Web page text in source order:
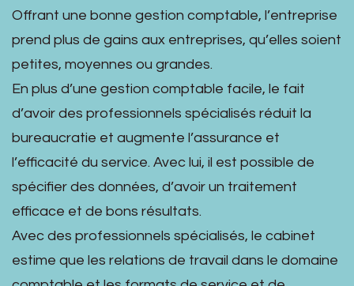
Offrant une bonne gestion comptable, l’entreprise
prend plus de gains aux entreprises, qu’elles soient
petites, moyennes ou grandes.
En plus d’une gestion comptable facile, le fait
d’avoir des professionnels spécialisés réduit la
bureaucratie et augmente l’assurance et
l’efficacité du service. Avec lui, il est possible de
spécifier des données, d’avoir un traitement
efficace et de bons résultats.
Avec des professionnels spécialisés, le cabinet
estime que les relations de travail dans le domaine